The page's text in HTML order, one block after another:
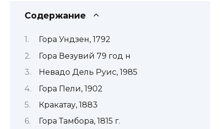
Содержание
Гора Ундзен, 1792
Гора Везувий 79 год н
Невадо Дель Руис, 1985
Гора Пели, 1902
Кракатау, 1883
Гора Тамбора, 1815 г.